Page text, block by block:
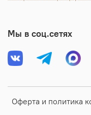
Оферта и политика
Мы в соц.сетях